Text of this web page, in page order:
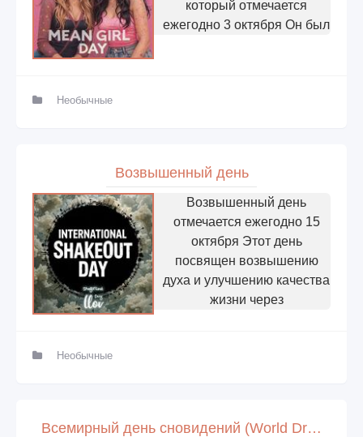
который отмечается
ежегодно 3 октября Он был
Необычные
Возвышенный день
Возвышенный день
отмечается ежегодно 15
октября Этот день
посвящен возвышению
духа и улучшению качества
жизни через
Необычные
Всемирный день сновидений (World Dream Day)